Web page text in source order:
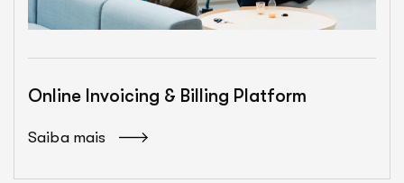
Online Invoicing & Billing Platform
Saiba mais